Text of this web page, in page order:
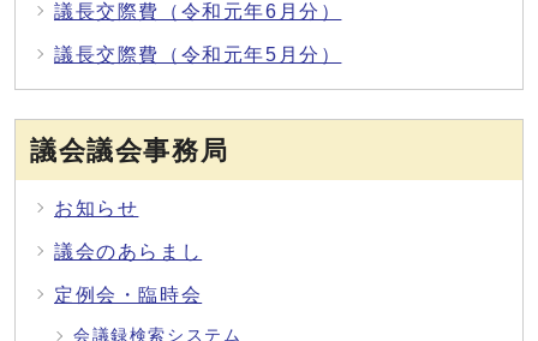
議長交際費（令和元年6月分）
議長交際費（令和元年5月分）
議会議会事務局
お知らせ
議会のあらまし
定例会・臨時会
会議録検索システム